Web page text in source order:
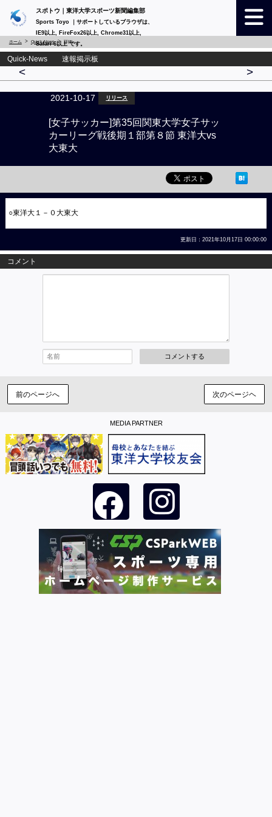
スポトウ｜東洋大学スポーツ新聞編集部
Sports Toyo ｜サポートしているブラウザは、
IE9以上, FireFox26以上, Chrome31以上,
Safari 6以上 です。
ホーム Quick-News 詳細
Quick-News 速報掲示板
< >
2021-10-17 リリース
[女子サッカー]第35回関東大学女子サッ
カーリーグ戦後期１部第８節 東洋大vs
大東大
○東洋大１－０大東大
更新日：2021年10月17日 00:00:00
コメント
コメントする
前のページへ 次のページヘ
MEDIA PARTNER